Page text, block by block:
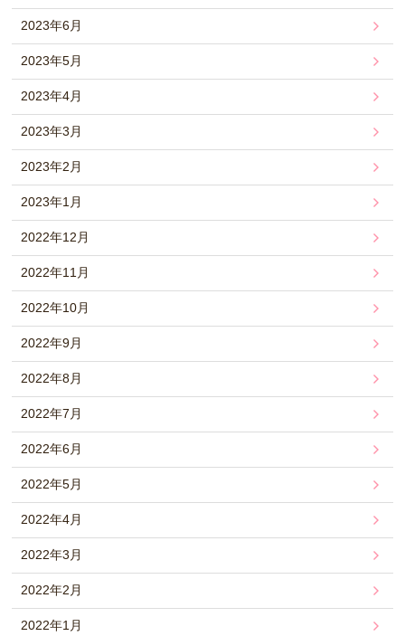
2023年6月
2023年5月
2023年4月
2023年3月
2023年2月
2023年1月
2022年12月
2022年11月
2022年10月
2022年9月
2022年8月
2022年7月
2022年6月
2022年5月
2022年4月
2022年3月
2022年2月
2022年1月